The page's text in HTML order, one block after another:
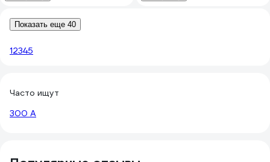
Показать еще 40
12345
Часто ищут
300 А